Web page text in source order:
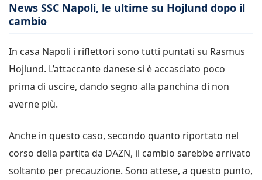
News SSC Napoli, le ultime su Hojlund dopo il
cambio
In casa Napoli i riflettori sono tutti puntati su Rasmus
Hojlund. L’attaccante danese si è accasciato poco
prima di uscire, dando segno alla panchina di non
averne più.
Anche in questo caso, secondo quanto riportato nel
corso della partita da DAZN, il cambio sarebbe arrivato
soltanto per precauzione. Sono attese, a questo punto,